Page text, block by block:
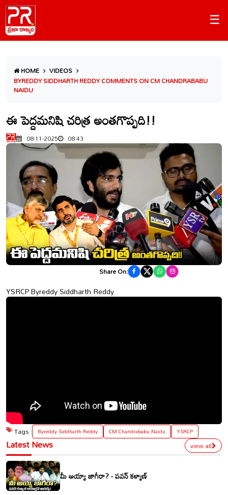
☰
HOME
VIDEOS
BYREDDY SIDDHARTH REDDY COMMENTS ON CM CHANDRABABU
NAIDU
ఈ పెద్దమనిషి చరిత్ర అంతగొప్పది!!
08-11-2025 08:43
Share On:
YSRCP Byreddy Siddharth Reddy
Tags : Byreddy Siddharth Reddy CM Chandrababu Naidu YSRCP
Latest News view all
మీ అయ్యా జాగీరా? - పవన్ కళ్యాణ్